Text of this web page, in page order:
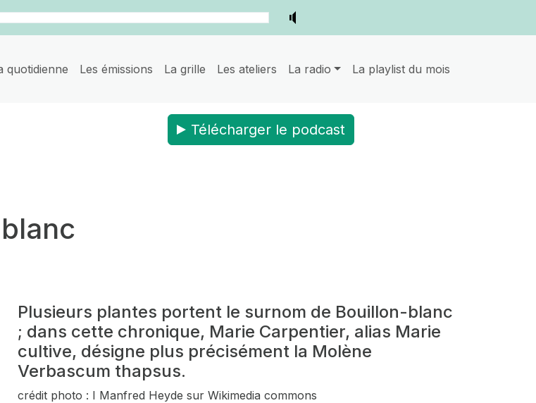
quotidienne Les émissions La grille Les ateliers La radio La playlist du mois
Télécharger le podcast
Plusieurs plantes portent le surnom de Bouillon-blanc
; dans cette chronique, Marie Carpentier, alias Marie
cultive, désigne plus précisément la Molène
Verbascum thapsus.
crédit photo : I Manfred Heyde sur Wikimedia commons